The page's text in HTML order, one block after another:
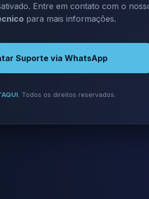
Entre em contato com o
para mais informações.
Suporte via WhatsApp
. Todos os direitos reservados.